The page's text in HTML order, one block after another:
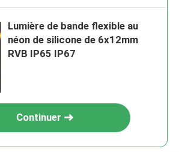
Lumière de bande flexible au
néon de silicone de 6x12mm
RVB IP65 IP67
Continuer